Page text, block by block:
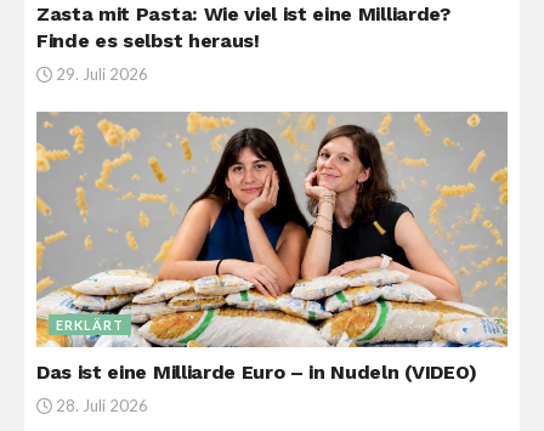
Zasta mit Pasta: Wie viel ist eine Milliarde?
Finde es selbst heraus!
29. Juli 2026
ERKLÄRT
Das ist eine Milliarde Euro – in Nudeln (VIDEO)
28. Juli 2026